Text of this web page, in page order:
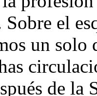
Sobre el
un solo
de la